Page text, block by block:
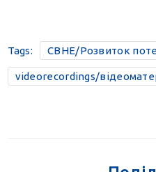
Tags: CBHE/Розвиток
videorecordings/